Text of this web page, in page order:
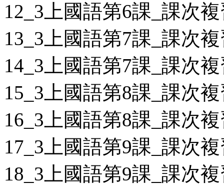
12_3上國語第6課_課次
13_3上國語第7課_課次
14_3上國語第7課_課次
15_3上國語第8課_課次
16_3上國語第8課_課次
17_3上國語第9課_課次
18_3上國語第9課_課次